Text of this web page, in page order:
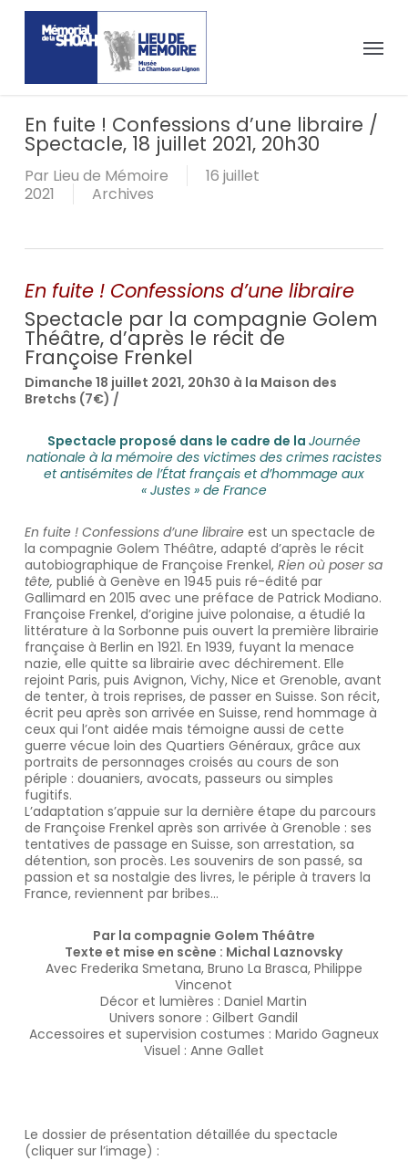
Passer
contenu
Menu
En fuite ! Confessions d’une libraire /
Spectacle, 18 juillet 2021, 20h30
Par Lieu de Mémoire
16 juillet
2021
Archives
En fuite ! Confessions d’une libraire
Spectacle par la compagnie Golem
Théâtre, d’après le récit de
Françoise Frenkel
Dimanche 18 juillet 2021, 20h30 à la Maison des
Bretchs (7€) /
Spectacle proposé dans le cadre de la Journée
nationale à la mémoire des victimes des crimes racistes
et antisémites de l’État français et d’hommage aux
« Justes » de France
En fuite ! Confessions d’une libraire est un spectacle de
la compagnie Golem Théâtre, adapté d’après le récit
autobiographique de Françoise Frenkel, Rien où poser sa
tête, publié à Genève en 1945 puis ré-édité par
Gallimard en 2015 avec une préface de Patrick Modiano.
Françoise Frenkel, d’origine juive polonaise, a étudié la
littérature à la Sorbonne puis ouvert la première librairie
française à Berlin en 1921. En 1939, fuyant la menace
nazie, elle quitte sa librairie avec déchirement. Elle
rejoint Paris, puis Avignon, Vichy, Nice et Grenoble, avant
de tenter, à trois reprises, de passer en Suisse. Son récit,
écrit peu après son arrivée en Suisse, rend hommage à
ceux qui l’ont aidée mais témoigne aussi de cette
guerre vécue loin des Quartiers Généraux, grâce aux
portraits de personnages croisés au cours de son
périple : douaniers, avocats, passeurs ou simples
fugitifs.
L’adaptation s’appuie sur la dernière étape du parcours
de Françoise Frenkel après son arrivée à Grenoble : ses
tentatives de passage en Suisse, son arrestation, sa
détention, son procès. Les souvenirs de son passé, sa
passion et sa nostalgie des livres, le périple à travers la
France, reviennent par bribes…
Par la compagnie Golem Théâtre
Texte et mise en scène : Michal Laznovsky
Avec Frederika Smetana, Bruno La Brasca, Philippe
Vincenot
Décor et lumières : Daniel Martin
Univers sonore : Gilbert Gandil
Accessoires et supervision costumes : Marido Gagneux
Visuel : Anne Gallet
Le dossier de présentation détaillée du spectacle
(cliquer sur l’image) :
Panneau de gestion des cookies